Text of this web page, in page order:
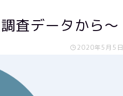
査データから～
2020年5月5日